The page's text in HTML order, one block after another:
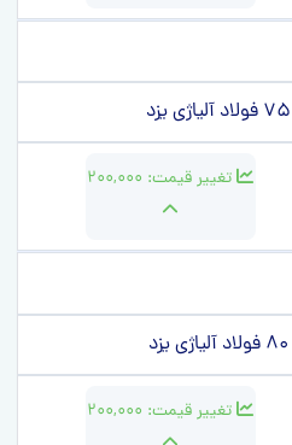
تغییر قیمت: 200,000
تغییر قیمت: 200,000